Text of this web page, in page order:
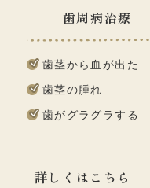
歯周病治療
歯茎から血が出た
歯茎の腫れ
歯がグラグラする
詳しくはこちら